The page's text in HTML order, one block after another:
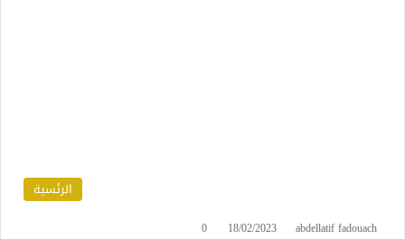
الرئسية
abdellatif fadouach
18/02/2023
0